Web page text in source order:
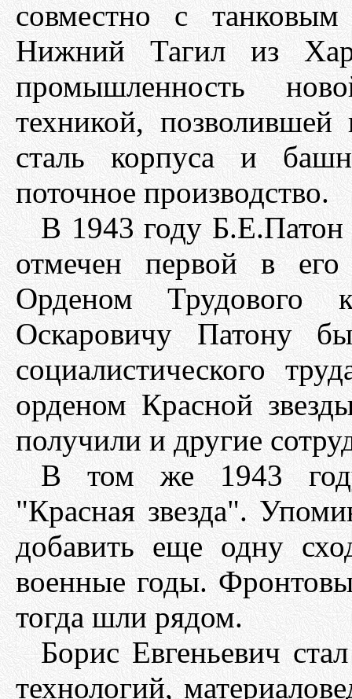
совместно с
Нижний Тагил из
промышленность
техникой, позволившей
сталь корпуса и
поточное производство.
В 1943 году Б.Е.Патон
отмечен первой в
Орденом Трудового
Оскаровичу Патону
социалистического
орденом Красной
получили и другие
В том же 1943
"Красная звезда".
добавить еще одну
военные годы.
тогда шли рядом.
Борис Евгеньевич
технологий,